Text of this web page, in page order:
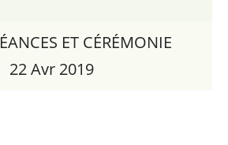
ET CÉRÉMONIE
22 Avr 2019